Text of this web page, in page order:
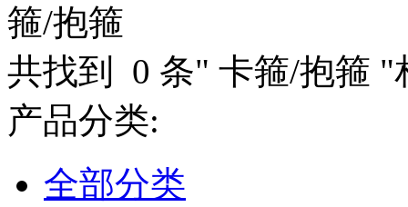
箍/抱箍
共找到
0 条" 卡箍/抱箍 "
产品分类:
全部分类